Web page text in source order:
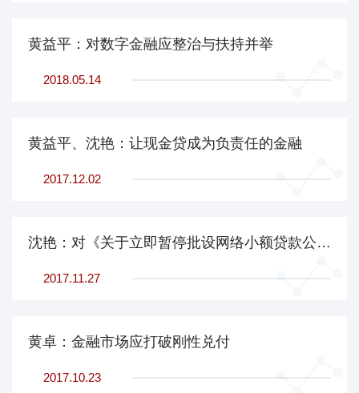
黄益平：对数字金融应整治与扶持并举
2018.05.14
黄益平、沈艳：让现金贷成为负责任的金融
2017.12.02
沈艳：对《关于立即暂停批设网络小额贷款公司的通知》的解读
2017.11.27
黄卓：金融市场应打破刚性兑付
2017.10.23